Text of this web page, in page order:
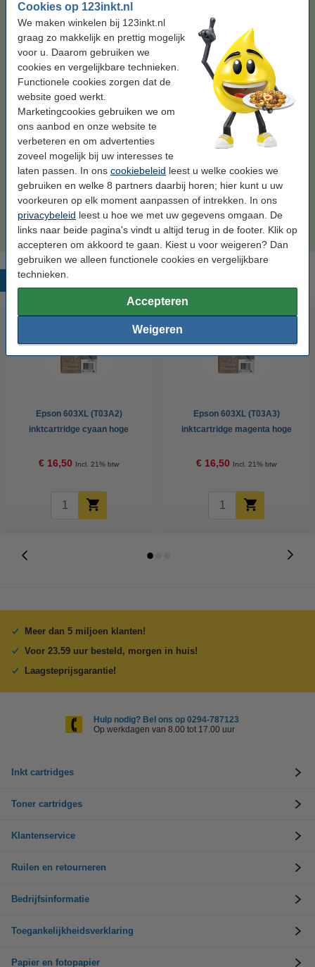
Cookies op 123inkt.nl
We maken winkelen bij 123inkt.nl
graag zo makkelijk en prettig mogelijk
voor u. Daarom gebruiken we
cookies en vergelijkbare technieken.
Functionele cookies zorgen dat de
website goed werkt.
Marketingcookies gebruiken we om
ons aanbod en onze website te
verbeteren en om advertenties
zoveel mogelijk bij uw interesses te
laten passen. In ons cookiebeleid leest u welke cookies we
gebruiken en welke 8 partners daarbij horen; hier kunt u uw
voorkeuren op elk moment aanpassen of intrekken. In ons
privacybeleid leest u hoe we met uw gegevens omgaan. De
links naar beide pagina's vindt u altijd terug in de footer. Klik op
accepteren om akkoord te gaan. Kiest u voor weigeren? Dan
gebruiken we alleen functionele cookies en vergelijkbare
technieken.
Accepteren
Weigeren
Standaard XL
Kleur:zwart
cyaan geel magenta zwart
zwart (1x) en kleur (3x)
Bekijk de specificaties en omschrijving
Bespaar
op uw inkt (zonder kwaliteitsverlies)!
Direct leverbaar
Morgen in huis
Prijs per ml € 1,26
€ 21,50 Bestellen
Epson 603XL (T03A2)
inktcartridge cyaan hoge
€ 16,50 Incl. 21% btw
Epson 603XL (T03A3)
inktcartridge magenta hoge
€ 16,50 Incl. 21% btw
Meer dan 5 miljoen klanten!
Voor 23.59 uur besteld, morgen in huis!
Laagsteprijsgarantie!
Hulp nodig? Bel ons op 0294-787123
Op werkdagen van 8.00 tot 17.00 uur
Inkt cartridges
Toner cartridges
Klantenservice
Ruilen en retourneren
Bedrijfsinformatie
Toegankelijkheidsverklaring
Papier en fotopapier